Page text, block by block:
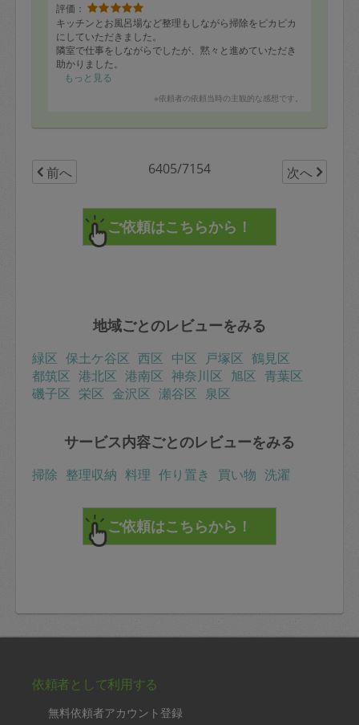
評価：
キッチンとお風呂場など整理もしながら掃除をピカピカ
にしていただきました。
隣室で仕事をしながらでしたが、黙々と進めていただき
助かりました。
またよろしくお願い致します！
もっと見る
※依頼者の依頼当時の主観的な感想です。
前へ 6405/7154 次へ
地域ごとのレビューをみる
緑区 保土ケ谷区 西区 中区 戸塚区 鶴見区
都筑区 港北区 港南区 神奈川区 旭区 青葉区
磯子区 栄区 金沢区 瀬谷区 泉区
サービス内容ごとのレビューをみる
掃除 整理収納 料理 作り置き 買い物 洗濯
依頼者として利用する
無料依頼者アカウント登録